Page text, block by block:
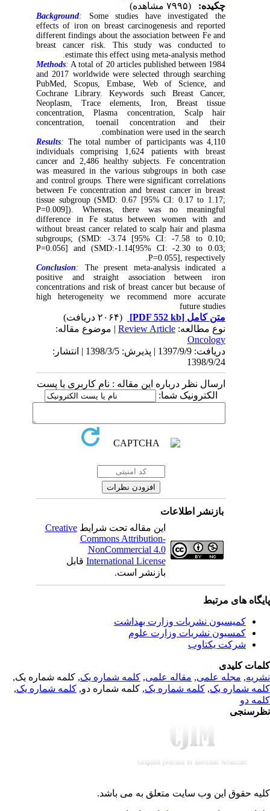
چکیده:
Background
Some studies have investigated the
effects of iron on breast carcinogenesis and reported
different findings about the association between Fe and
breast cancer risk. This study was conducted to
estimate this effect using meta-analysis method.
Methods:A total of 20 articles published between 1984
and 2017 worldwide were selected through searching
PubMed, Scopus, Embase, Web of Science, and
Cochrane Library. Keywords such Breast Cancer,
Neoplasm, Trace elements, Iron, Breast tissue
concentration, Plasma concentration, Scalp hair
concentration, toenail concentration and their
combination were used in the search.
Results: The total number of participants was 4,110
individuals comprising 1,624 patients with breast
cancer and 2,486 healthy subjects. Fe concentration
was measured in the various subgroups in both case
and control groups. There were significant correlations
between Fe concentration and breast cancer in breast
tissue subgroup (SMD: 0.67 [95% CI: 0.17 to 1.17;
P=0.009]). Whereas, there was no meaningful
difference in Fe status between women with and
without breast cancer related to scalp hair and plasma
subgroups; (SMD: -3.74 [95% CI: -7.58 to 0.10;
P=0.056] and (SMD:-1.14[95% CI: -2.30 to 0.03;
P=0.055], respectively.
Conclusion
:
The present meta-analysis indicated a
positive and straight association between iron
concentrations and risk of breast cancer but because of
high heterogeneity we recommend more accurate
future studies
متن کامل[PDF 552 kb]
نوع مطالعه:Review Article| موضوع مقاله:
Oncology
دریافت: 1397/9/9 | پذیرش: 1398/3/5 | انتشار:
1398/9/24
ارسال نظر درباره این مقاله : نام کاربری یا پست
الکترونیک شما:
بازنشر اطلاعات
این مقاله تحت شرایطCreative
Commons Attribution-
NonCommercial 4.0
International Licenseقابل
بازنشر است.
های مرتبط
کمیسیون نشریات وزارت بهداشت
کمسیون نشریات وزارت علوم
شرکت یکتاوب
کلیدی
,مجله علمی, مقاله علمی, کلمه شماره یک, کلمه شماره یک,
شماره یک,کلمه شماره یک, کلمه شماره دو,کلمه شماره یک,
دو
حقوق این وب سایت متعلق بهمی باشد.